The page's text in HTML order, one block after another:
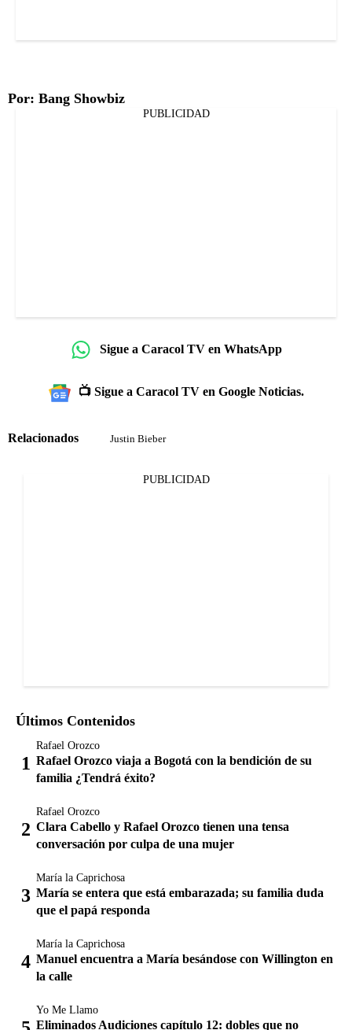
Por: Bang Showbiz
PUBLICIDAD
Sigue a Caracol TV en WhatsApp
📺 Sigue a Caracol TV en Google Noticias.
Relacionados Justin Bieber
PUBLICIDAD
Últimos Contenidos
Rafael Orozco
Rafael Orozco viaja a Bogotá con la bendición de su
familia ¿Tendrá éxito?
Rafael Orozco
Clara Cabello y Rafael Orozco tienen una tensa
conversación por culpa de una mujer
María la Caprichosa
María se entera que está embarazada; su familia duda
que el papá responda
María la Caprichosa
Manuel encuentra a María besándose con Willington en
la calle
Yo Me Llamo
Eliminados Audiciones capítulo 12: dobles que no